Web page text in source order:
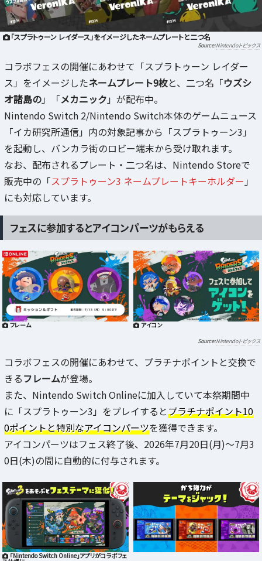
「スプラトゥーン レイダース」をイメージしたネームプレートと二つ名
Nintendoトピックス
コラボフェスの開催にあわせて「スプラトゥーン レイダー
ス」をイメージしたネームプレート9枚と、二つ名「ウズシ
オ諸島の」「メカニック 」が配布中。
Nintendo Switch 2/Nintendo Switch本体のゲームニュース
「イカ研究所通信」内の対象記事から「スプラトゥーン3」
を起動し、バンカラ街のロビー端末から受け取れます。
なお、配布されるプレート・二つ名は、Nintendo Storeで
販売中の「スプラトゥーン3 ネームプレートキーホルダー 」
にも対応しています。
フェスに参加するとアイコンパーツがもらえる
フレーム アイコン
Nintendoトピックス
コラボフェスの開催にあわせて、プラチナポイントと交換で
きるフレームが登場。
また、Nintendo Switch Onlineに加入していて本祭期間中
に「スプラトゥーン3」をプレイするとプラチナポイント10
0ポイントと特別なアイコンパーツを獲得できます。
アイコンパーツはフェス終了後、2026年7月20日(月)〜7月3
0日(木)の間に自動的に付与されます。
「Nintendo Switch Online」アプリがコラボフェ